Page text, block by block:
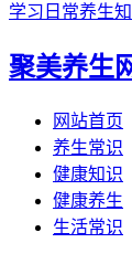
学习日常养生
聚美养生
网站首页
养生常识
健康知识
健康养生
生活常识